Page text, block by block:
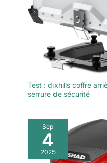
Test : dixhills coffre
serrure de sécurité
Sep
4
2025